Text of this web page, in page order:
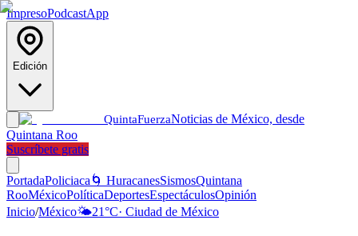
ImpresoPodcastApp
Edición
QuintaFuerzaNoticias de México, desde
Quintana Roo
Suscríbete gratis
PortadaPoliciaca 🌀 HuracanesSismosQuintana
RooMéxicoPolíticaDeportesEspectáculosOpinión
Inicio/México🌤️21°C· Ciudad de México